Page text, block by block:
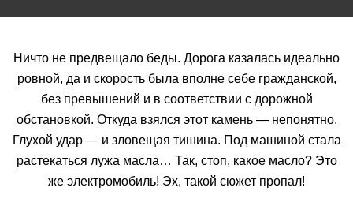
Ничто не предвещало беды. Дорога казалась идеально
ровной, да и скорость была вполне себе гражданской,
без превышений и в соответствии с дорожной
обстановкой. Откуда взялся этот камень — непонятно.
Глухой удар — и зловещая тишина. Под машиной стала
растекаться лужа масла… Так, стоп, какое масло? Это
же электромобиль! Эх, такой сюжет пропал!